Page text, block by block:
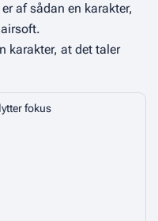
af sådan en karakter,
karakter, at det taler
fokus